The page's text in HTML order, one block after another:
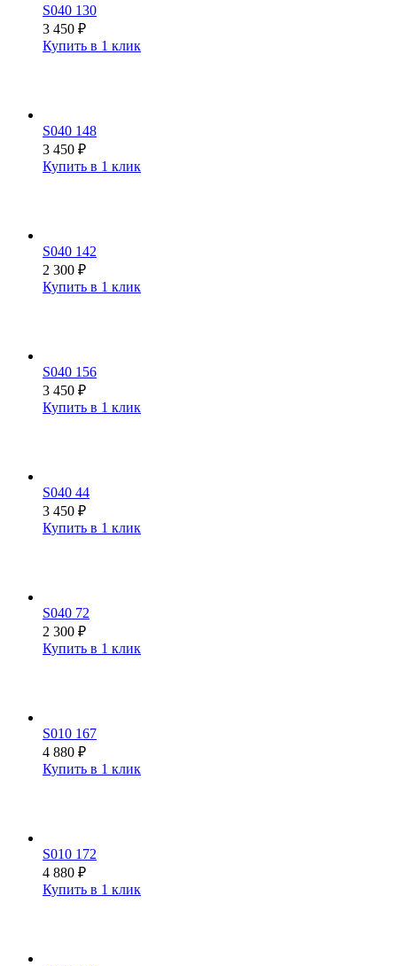
S040 130
3 450 ₽
Купить в 1 клик
S040 148
3 450 ₽
Купить в 1 клик
S040 142
2 300 ₽
Купить в 1 клик
S040 156
3 450 ₽
Купить в 1 клик
S040 44
3 450 ₽
Купить в 1 клик
S040 72
2 300 ₽
Купить в 1 клик
S010 167
4 880 ₽
Купить в 1 клик
S010 172
4 880 ₽
Купить в 1 клик